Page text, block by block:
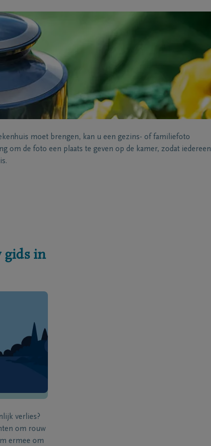
moet brengen, kan u een gezins- of familiefoto
om de foto een plaats te geven op de kamer, zodat iedereen
gids in
verlies?
om rouw
ermee om